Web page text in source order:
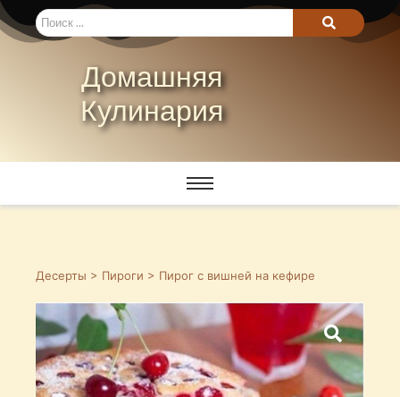
Домашняя
Кулинария
Десерты > Пироги > Пирог с вишней на кефире